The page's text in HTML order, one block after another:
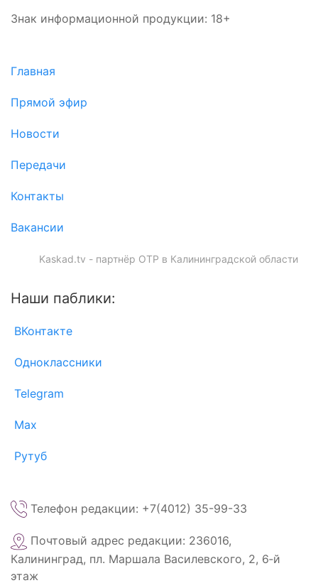
Знак информационной продукции: 18+
Главная
Прямой эфир
Новости
Передачи
Контакты
Вакансии
Kaskad.tv - партнёр ОТР в Калининградской области
Наши паблики:
ВКонтакте
Одноклассники
Telegram
Max
Рутуб
Телефон редакции: +7(4012) 35-99-33
Почтовый адрес редакции: 236016,
Калининград, пл. Маршала Василевского, 2, 6‑й
этаж